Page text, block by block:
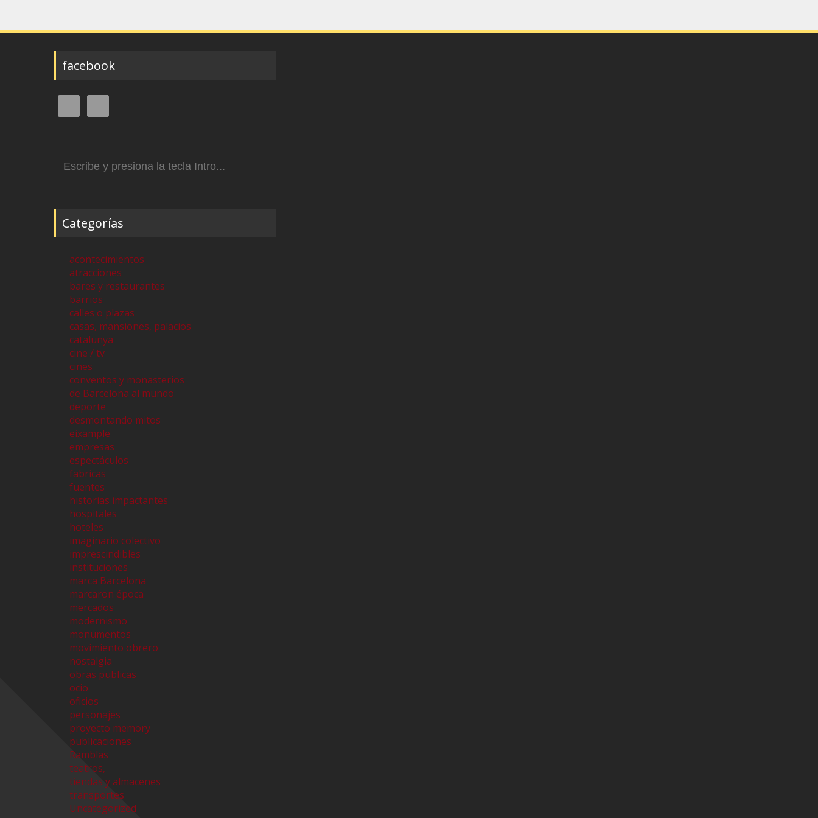
facebook
Categorías
acontecimientos
atracciones
bares y restaurantes
barrios
calles o plazas
casas, mansiones, palacios
catalunya
cine / tv
cines
conventos y monasterios
de Barcelona al mundo
deporte
desmontando mitos
eixample
empresas
espectáculos
fabricas
fuentes
historias impactantes
hospitales
hoteles
imaginario colectivo
imprescindibles
instituciones
marca Barcelona
marcaron época
mercados
modernismo
monumentos
movimiento obrero
nostalgia
obras publicas
ocio
oficios
personajes
proyecto memory
publicaciones
Ramblas
teatros,
tiendas y almacenes
transportes
Uncategorized